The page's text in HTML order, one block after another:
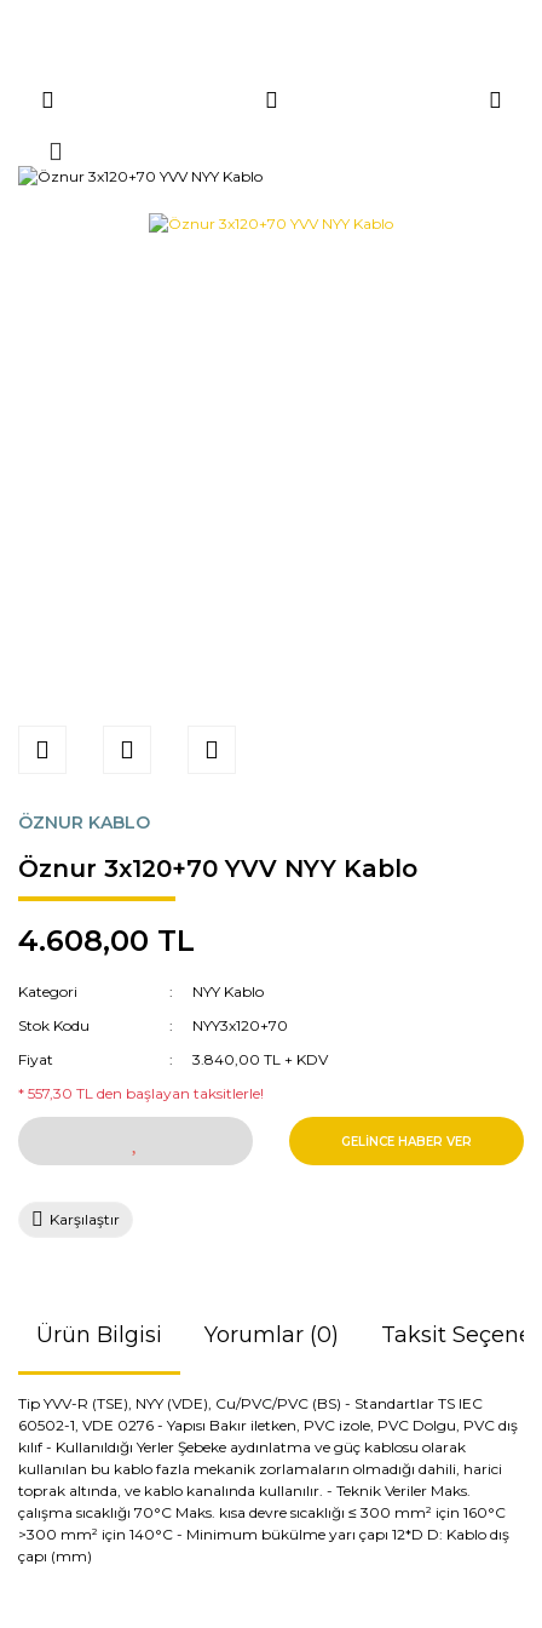
ÖZNUR KABLO
Öznur 3x120+70 YVV NYY Kablo
4.608,00 TL
Kategori
NYY Kablo
Stok Kodu
NYY3x120+70
Fiyat
3.840,00 TL + KDV
* 557,30 TL den başlayan taksitlerle!
GELİNCE HABER VER
Karşılaştır
Ürün Bilgisi Yorumlar (0) Taksit
Tip YVV-R (TSE), NYY (VDE), Cu/PVC/PVC (BS) - Standartlar TS IEC
60502-1, VDE 0276 - Yapısı Bakır iletken, PVC izole, PVC Dolgu, PVC dış
kılıf - Kullanıldığı Yerler Şebeke aydınlatma ve güç kablosu olarak
kullanılan bu kablo fazla mekanik zorlamaların olmadığı dahili, harici
toprak altında, ve kablo kanalında kullanılır. - Teknik Veriler Maks.
çalışma sıcaklığı 70°C Maks. kısa devre sıcaklığı ≤ 300 mm² için 160°C
>300 mm² için 140°C - Minimum bükülme yarı çapı 12*D D: Kablo dış
çapı (mm)